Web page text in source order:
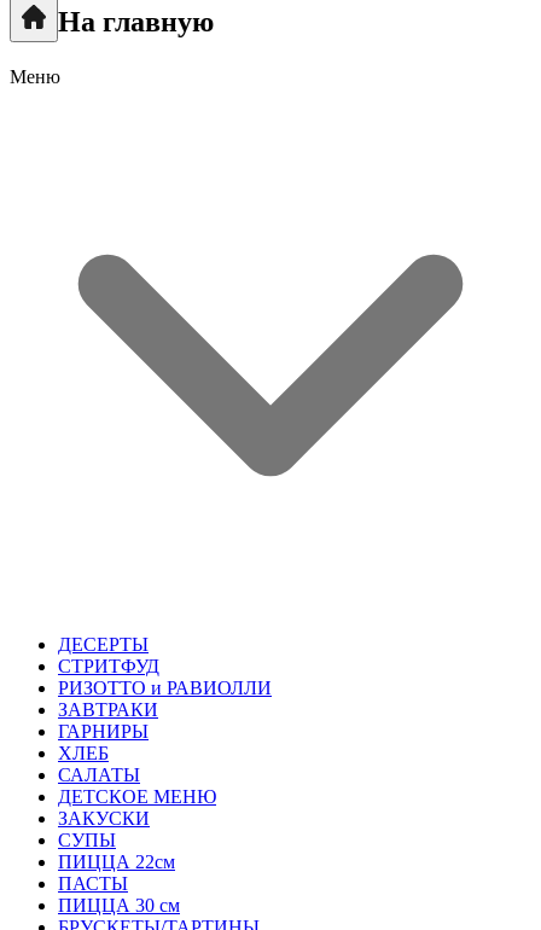
На главную
Меню
ДЕСЕРТЫ
СТРИТФУД
РИЗОТТО и РАВИОЛЛИ
ЗАВТРАКИ
ГАРНИРЫ
ХЛЕБ
САЛАТЫ
ДЕТСКОЕ МЕНЮ
ЗАКУСКИ
СУПЫ
ПИЦЦА 22см
ПАСТЫ
ПИЦЦА 30 см